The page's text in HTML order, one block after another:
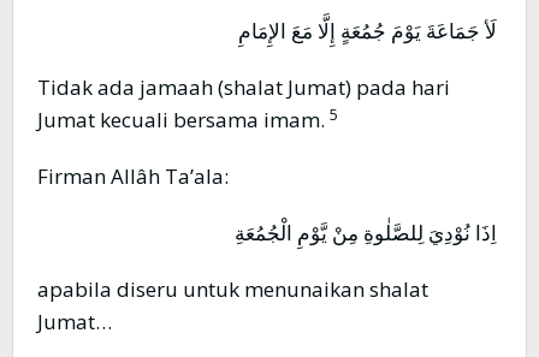
لَأ جَمَاعَةَ يَوْمَ جُمُعَةٍ إِلَّا مَعَ الإِمَامِ
Tidak ada jamaah (shalat Jumat) pada hari
Jumat kecuali bersama imam. 5
Firman Allâh Ta’ala:
اِذَا نُوْدِيَ لِلصَّلٰوةِ مِنْ يَّوْمِ الْجُمُعَةِ
apabila diseru untuk menunaikan shalat
Jumat…